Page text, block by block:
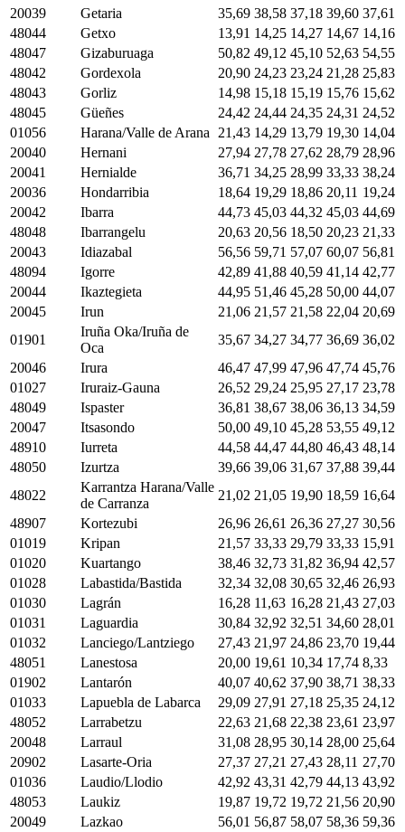
20039
Getaria 35,69 38,58 37,18 39,60 37,61
48044
Getxo 13,91 14,25 14,27 14,67 14,16
48047
Gizaburuaga 50,82 49,12 45,10 52,63 54,55
48042
Gordexola 20,90 24,23 23,24 21,28 25,83
48043
Gorliz 14,98 15,18 15,19 15,76 15,62
48045
Güeñes 24,42 24,44 24,35 24,31 24,52
01056
Harana/Valle de Arana 21,43 14,29 13,79 19,30 14,04
20040
Hernani 27,94 27,78 27,62 28,79 28,96
20041
Hernialde 36,71 34,25 28,99 33,33 38,24
20036
Hondarribia 18,64 19,29 18,86 20,11 19,24
20042
Ibarra 44,73 45,03 44,32 45,03 44,69
48048
Ibarrangelu 20,63 20,56 18,50 20,23 21,33
20043
Idiazabal 56,56 59,71 57,07 60,07 56,81
48094
Igorre 42,89 41,88 40,59 41,14 42,77
20044
Ikaztegieta 44,95 51,46 45,28 50,00 44,07
20045
Irun 21,06 21,57 21,58 22,04 20,69
01901
Iruña Oka/Iruña de
Oca
35,67 34,27 34,77 36,69 36,02
20046
Irura 46,47 47,99 47,96 47,74 45,76
01027
Iruraiz-Gauna 26,52 29,24 25,95 27,17 23,78
48049
Ispaster 36,81 38,67 38,06 36,13 34,59
20047
Itsasondo 50,00 49,10 45,28 53,55 49,12
48910
Iurreta 44,58 44,47 44,80 46,43 48,14
48050
Izurtza 39,66 39,06 31,67 37,88 39,44
48022
Karrantza Harana/Valle
de Carranza
21,02 21,05 19,90 18,59 16,64
48907
Kortezubi 26,96 26,61 26,36 27,27 30,56
01019
Kripan 21,57 33,33 29,79 33,33 15,91
01020
Kuartango 38,46 32,73 31,82 36,94 42,57
01028
Labastida/Bastida 32,34 32,08 30,65 32,46 26,93
01030
Lagrán 16,28 11,63 16,28 21,43 27,03
01031
Laguardia 30,84 32,92 32,51 34,60 28,01
01032
Lanciego/Lantziego 27,43 21,97 24,86 23,70 19,44
48051
Lanestosa 20,00 19,61 10,34 17,74 8,33
01902
Lantarón 40,07 40,62 37,90 38,71 38,33
01033
Lapuebla de Labarca 29,09 27,91 27,18 25,35 24,12
48052
Larrabetzu 22,63 21,68 22,38 23,61 23,97
20048
Larraul 31,08 28,95 30,14 28,00 25,64
20902
Lasarte-Oria 27,37 27,21 27,43 28,11 27,70
01036
Laudio/Llodio 42,92 43,31 42,79 44,13 43,92
48053
Laukiz 19,87 19,72 19,72 21,56 20,90
20049
Lazkao 56,01 56,87 58,07 58,36 59,36